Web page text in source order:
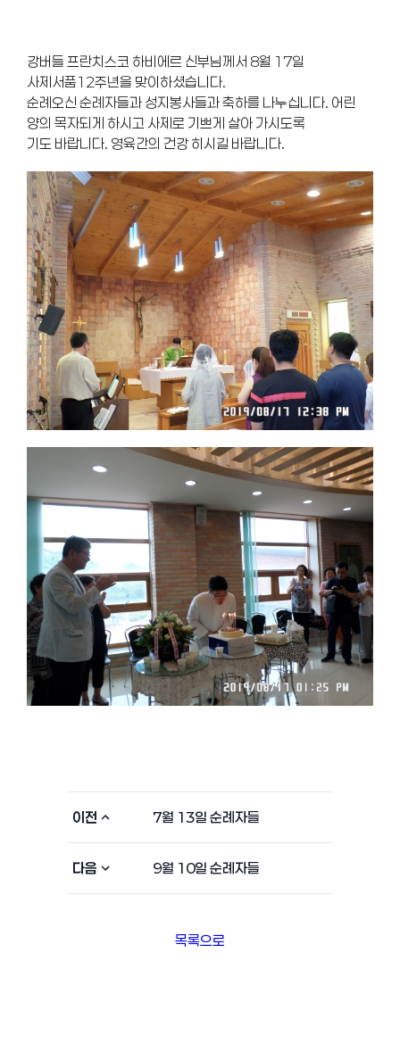
강버들 프란치스코 하비에르 신부님께서 8월 17일
사제서품12주년을 맞이하셨습니다.
순례오신 순례자들과 성지봉사들과 축하를 나누십니다. 어린
양의 목자되게 하시고 사제로 기쁘게 살아 가시도록
기도 바랍니다. 영육간의 건강 히시길 바랍니다.
이전 7월 13일 순례자들
다음 9월 10일 순례자들
목록으로